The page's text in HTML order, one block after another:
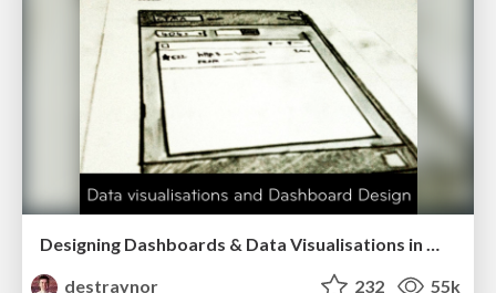
Designing Dashboards & Data Visualisations in Web Apps
destraynor
232 55k